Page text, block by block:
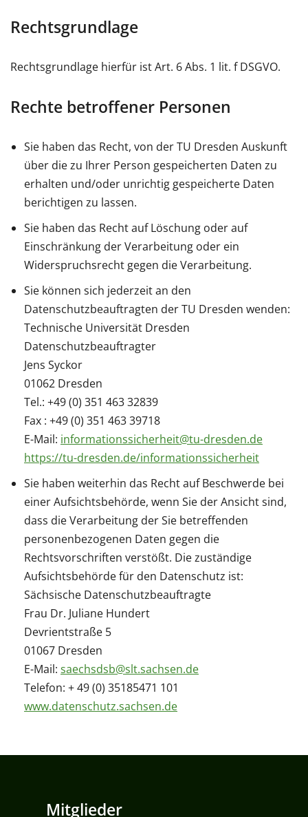
Rechtsgrundlage
Rechtsgrundlage hierfür ist Art. 6 Abs. 1 lit. f DSGVO.
Rechte betroffener Personen
Sie haben das Recht, von der TU Dresden Auskunft
über die zu Ihrer Person gespeicherten Daten zu
erhalten und/oder unrichtig gespeicherte Daten
berichtigen zu lassen.
Sie haben das Recht auf Löschung oder auf
Einschränkung der Verarbeitung oder ein
Widerspruchsrecht gegen die Verarbeitung.
Sie können sich jederzeit an den
Datenschutzbeauftragten der TU Dresden wenden:
Technische Universität Dresden
Datenschutzbeauftragter
Jens Syckor
01062 Dresden
Tel.: +49 (0) 351 463 32839
Fax : +49 (0) 351 463 39718
E-Mail: informationssicherheit@tu-dresden.de
https://tu-dresden.de/informationssicherheit
Sie haben weiterhin das Recht auf Beschwerde bei
einer Aufsichtsbehörde, wenn Sie der Ansicht sind,
dass die Verarbeitung der Sie betreffenden
personenbezogenen Daten gegen die
Rechtsvorschriften verstößt. Die zuständige
Aufsichtsbehörde für den Datenschutz ist:
Sächsische Datenschutzbeauftragte
Frau Dr. Juliane Hundert
Devrientstraße 5
01067 Dresden
E-Mail: saechsdsb@slt.sachsen.de
Telefon: + 49 (0) 35185471 101
www.datenschutz.sachsen.de
Mitglieder